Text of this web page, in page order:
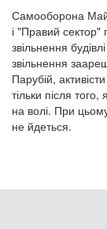
Самооборона
і "Правий
звільнення
звільнення
Парубій,
тільки після
на волі. При
не йдеться.